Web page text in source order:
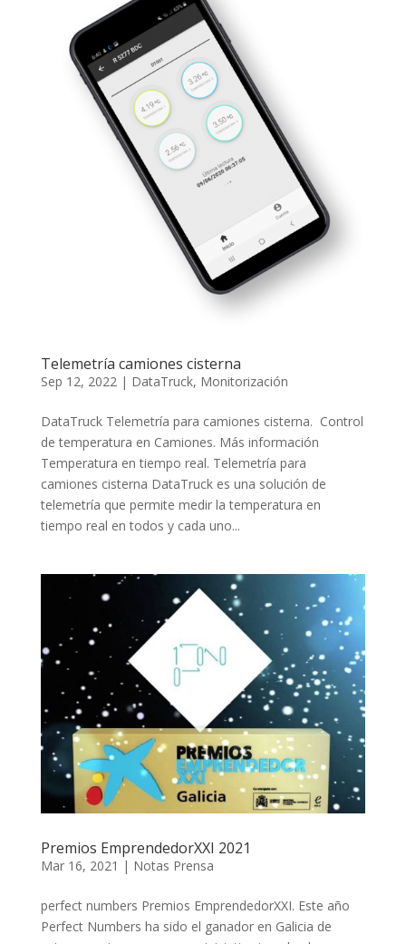
Telemetría camiones cisterna
Sep 12, 2022| DataTruck, Monitorización
DataTruck Telemetría para camiones cisterna. Control
de temperatura en Camiones. Más información
Temperatura en tiempo real. Telemetría para
camiones cisterna DataTruck es una solución de
telemetría que permite medir la temperatura en
tiempo real en todos y cada uno...
Premios EmprendedorXXI 2021
Mar 16, 2021 | Notas Prensa
perfect numbers Premios EmprendedorXXI. Este año
Perfect Numbers ha sido el ganador en Galicia de